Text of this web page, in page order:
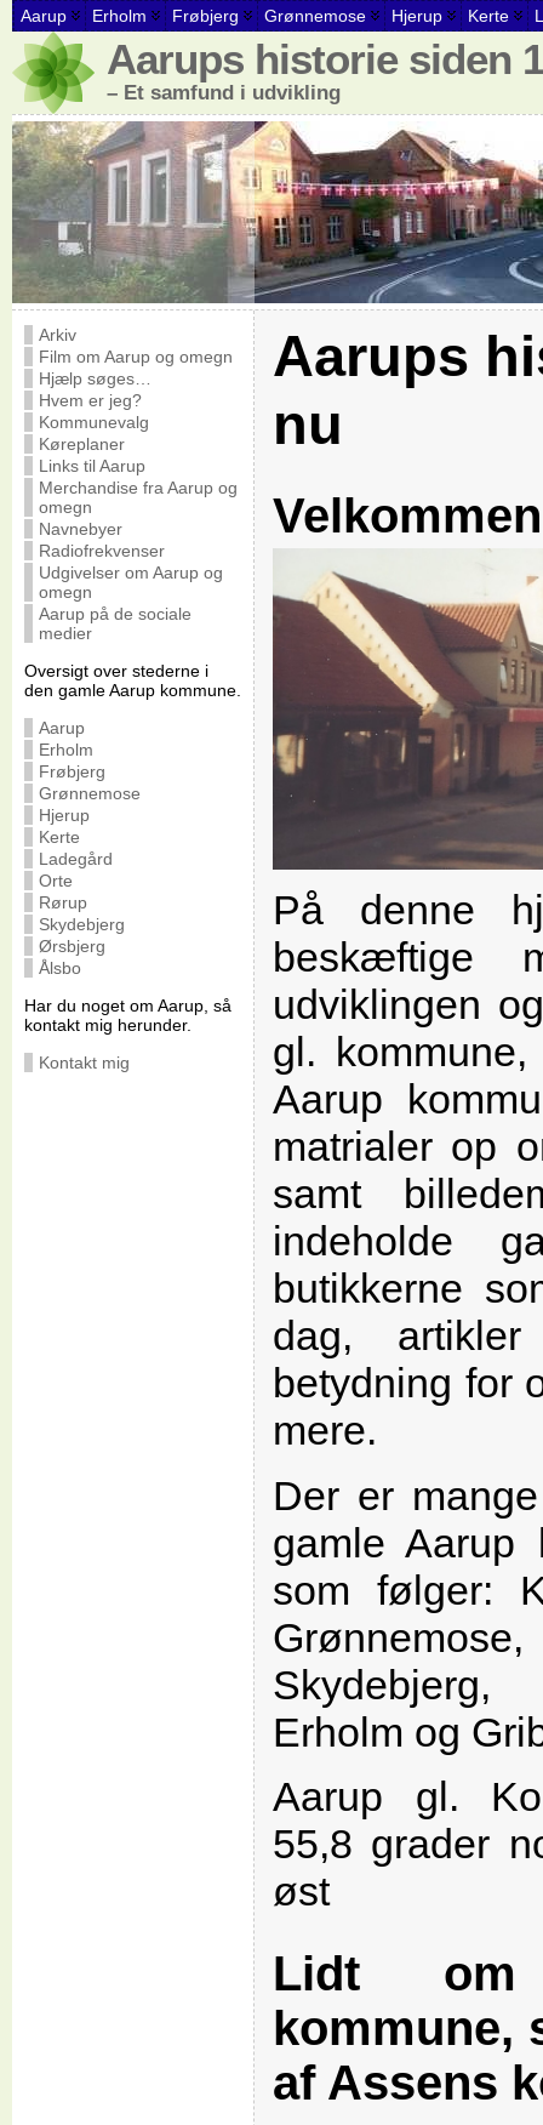
Aarup Erholm Frøbjerg Grønnemose Hjerup Kerte
Aarups historie siden
– Et samfund i udvikling
Arkiv
Film om Aarup og omegn
Hjælp søges…
Hvem er jeg?
Kommunevalg
Køreplaner
Links til Aarup
Merchandise fra Aarup og
omegn
Navnebyer
Radiofrekvenser
Udgivelser om Aarup og
omegn
Aarup på de sociale
medier
Oversigt over stederne i
den gamle Aarup kommune.
Aarup
Erholm
Frøbjerg
Grønnemose
Hjerup
Kerte
Ladegård
Orte
Rørup
Skydebjerg
Ørsbjerg
Ålsbo
Har du noget om Aarup, så
kontakt mig herunder.
Kontakt mig
Aarups
nu
På denne
beskæftige
udviklingen
gl.
Aarup
matrialer op
samt
indeholde
butikkerne
dag,
betydning for
mere.
Der er
gamle Aarup
som følger:
Erholm og
Aarup gl.
55,8 grader
øst
Lidt om
kommune,
af Assens